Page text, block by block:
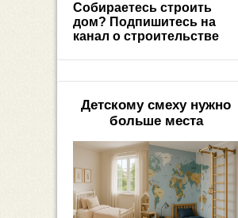
Собираетесь строить
дом? Подпишитесь на
канал о строительстве
Детскому смеху нужно
больше места